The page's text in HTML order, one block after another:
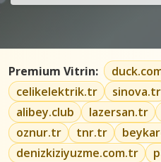
Premium Vitrin:
celikelektrik.tr
sinova.tr
alibey.club
lazersan.tr
oznur.tr
tnr.tr
denizkiziyuzme.com.tr